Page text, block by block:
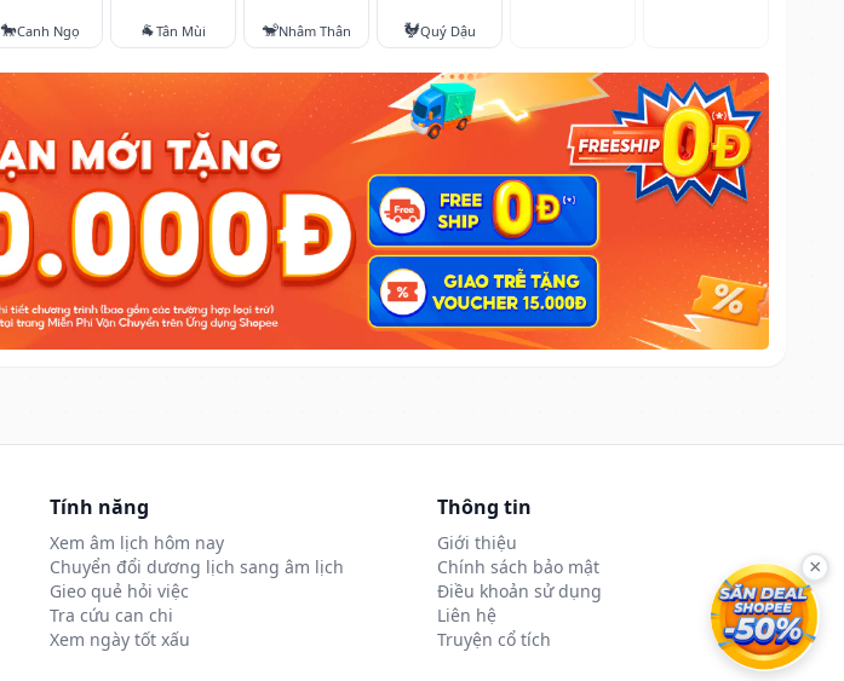
🐎Canh Ngọ 🐐Tân Mùi 🐒Nhâm Thân 🐓Quý Dậu
Tính năng
Xem âm lịch hôm nay
Chuyển đổi dương lịch sang âm lịch
Gieo quẻ hỏi việc
Tra cứu can chi
Xem ngày tốt xấu
Thông tin
Giới thiệu
Chính sách bảo mật
Điều khoản sử dụng
Liên hệ
Truyện cổ tích
×